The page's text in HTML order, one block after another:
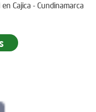
Cajica - Cundinamarca